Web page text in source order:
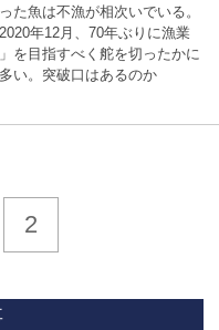
た魚は不漁が相次いでいる。
年12月、70年ぶりに漁業
を目指すべく舵を切ったかに
い。突破口はあるのか
2